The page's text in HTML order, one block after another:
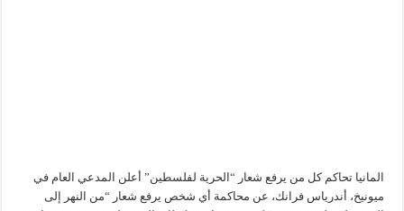
المانيا تحاكم كل من يرفع شعار “الحرية لفلسطين” أعلن المدعي العام في
ميونيخ، أندرياس فرانك، عن محاكمة أي شخص يرفع شعار “من النهر إلى